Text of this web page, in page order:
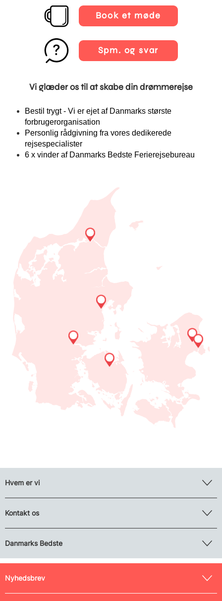
Book et møde
Spm. og svar
Vi glæder os til at skabe din drømmerejse
Bestil trygt - Vi er ejet af Danmarks største
forbrugerorganisation
Personlig rådgivning fra vores dedikerede
rejsespecialister
6 x vinder af Danmarks Bedste Ferierejsebureau
Hvem er vi
Kontakt os
Danmarks Bedste
Nyhedsbrev